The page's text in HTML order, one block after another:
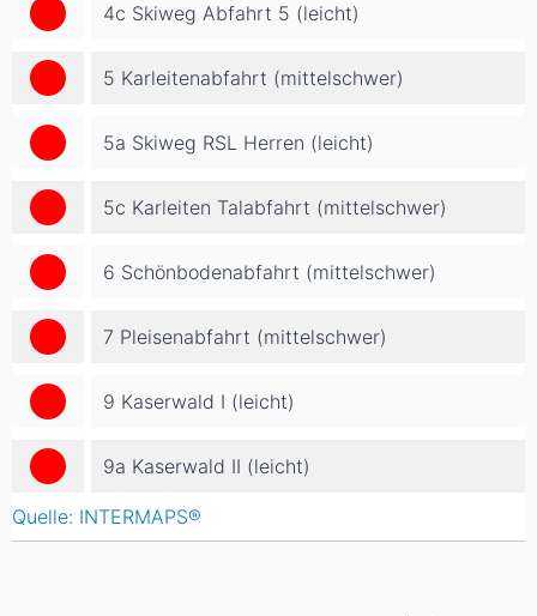
4c Skiweg Abfahrt 5 (leicht)
5 Karleitenabfahrt (mittelschwer)
5a Skiweg RSL Herren (leicht)
5c Karleiten Talabfahrt (mittelschwer)
6 Schönbodenabfahrt (mittelschwer)
7 Pleisenabfahrt (mittelschwer)
9 Kaserwald I (leicht)
9a Kaserwald II (leicht)
Quelle: INTERMAPS®